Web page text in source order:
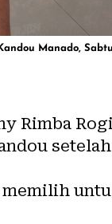
Manado,
Rimba
memilih